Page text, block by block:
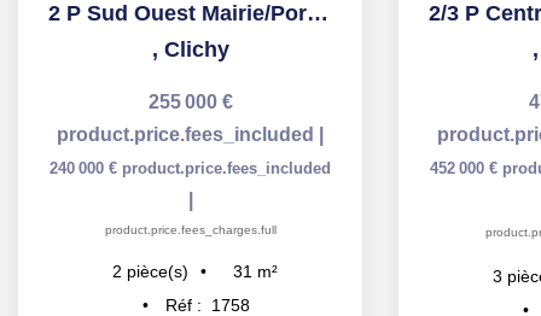
2 P Sud Ouest Mairie/Porte de Clichy parfait état
, Clichy
255 000 €
product.price.fees_included
240 000 € product.price.fees_included
product.price.fees_charges.full
2 pièce(s) 31 m²
Réf :
1758
452 000 €
3